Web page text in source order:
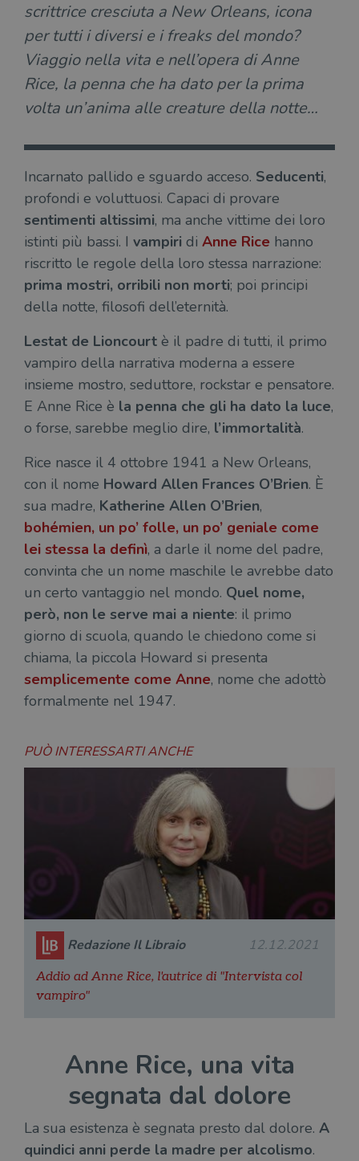
scrittrice cresciuta a New Orleans, icona
per tutti i diversi e i freaks del mondo?
Viaggio nella vita e nell’opera di Anne
Rice, la penna che ha dato per la prima
volta un’anima alle creature della notte…
Incarnato pallido e sguardo acceso. Seducenti,
profondi e voluttuosi. Capaci di provare
sentimenti altissimi, ma anche vittime dei loro
istinti più bassi. I vampiri di Anne Rice hanno
riscritto le regole della loro stessa narrazione:
prima mostri, orribili non morti; poi principi
della notte, filosofi dell’eternità.
Lestat de Lioncourt è il padre di tutti, il primo
vampiro della narrativa moderna a essere
insieme mostro, seduttore, rockstar e pensatore.
E Anne Rice è la penna che gli ha dato la luce,
o forse, sarebbe meglio dire, l’immortalità.
Rice nasce il 4 ottobre 1941 a New Orleans,
con il nome Howard Allen Frances O’Brien. È
sua madre, Katherine Allen O’Brien,
bohémien, un po’ folle, un po’ geniale come
lei stessa la definì, a darle il nome del padre,
convinta che un nome maschile le avrebbe dato
un certo vantaggio nel mondo. Quel nome,
però, non le serve mai a niente: il primo
giorno di scuola, quando le chiedono come si
chiama, la piccola Howard si presenta
semplicemente come Anne, nome che adottò
formalmente nel 1947.
PUÒ INTERESSARTI ANCHE
Redazione Il Libraio 12.12.2021
Addio ad Anne Rice, l'autrice di "Intervista col
vampiro"
Anne Rice, una vita
segnata dal dolore
La sua esistenza è segnata presto dal dolore. A
quindici anni perde la madre per alcolismo.